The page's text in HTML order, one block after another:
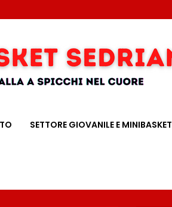
SETTORE GIOVANILE E MINIBASKET